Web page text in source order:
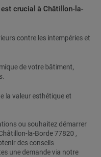
crucial à Châtillon-la-
contre les intempéries et
de votre bâtiment,
la valeur esthétique et
ou souhaitez démarrer
la-Borde 77820 ,
des conseils
une demande via notre